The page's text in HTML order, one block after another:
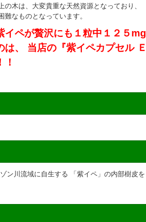
の木は、大変貴重な天然資源となっており、
難なものとなっています。
イペが贅沢にも１粒中１２５mg
は、 当店の『紫イペカプセル Ｅ
ン川流域に自生する 「紫イペ」の内部樹皮を